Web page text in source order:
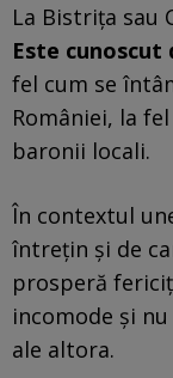
La Bistrița sau
Este
fel cum se
României, la
baronii locali.
În contextul
întrețin și de
prosperă
incomode și
ale altora.